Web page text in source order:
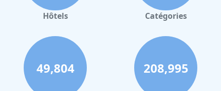
Hôtels Catégories
49,804 208,995